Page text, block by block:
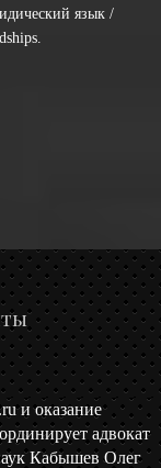
язык /
и оказание
адвокат
Кабышев Олег